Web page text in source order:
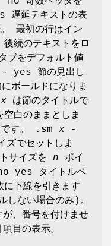
延テキストの表
最初の行はイン
続のテキストをロ
をデフォルト値
- yes 節の見出し
ボールドになりま
x は節のタイトルで
白のままとしま
す。 .sm x -
ズでセットしま
サイズを n ポイ
yes タイトルペ
下線を引きます
ない場合のみ)。
番号を付けませ
目の表示。